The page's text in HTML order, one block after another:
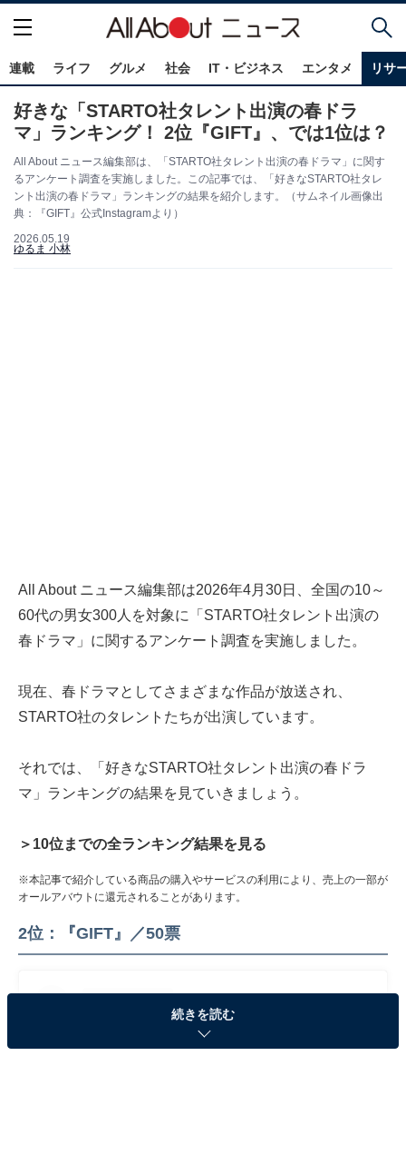
連載 ライフ グルメ 社会 IT・ビジネス エンタメ リサ
好きな「STARTO社タレント出演の春ドラ
マ」ランキング！ 2位『GIFT』、では1位は？
All About ニュース編集部は、「STARTO社タレント出演の春ドラマ」に関す
るアンケート調査を実施しました。この記事では、「好きなSTARTO社タレ
ント出演の春ドラマ」ランキングの結果を紹介します。（サムネイル画像出
典：『GIFT』公式Instagramより）
2026.05.19
ゆるま 小林
All About ニュース編集部は2026年4月30日、全国の10～
60代の男女300人を対象に「STARTO社タレント出演の
春ドラマ」に関するアンケート調査を実施しました。
現在、春ドラマとしてさまざまな作品が放送され、
STARTO社のタレントたちが出演しています。
それでは、「好きなSTARTO社タレント出演の春ドラ
マ」ランキングの結果を見ていきましょう。
＞10位までの全ランキング結果を見る
※本記事で紹介している商品の購入やサービスの利用により、売上の一部が
オールアバウトに還元されることがあります。
2位：『GIFT』／50票
続きを読む